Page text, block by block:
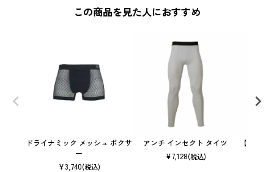
この商品を見た人におすすめ
ドライナミック メッシュ ボクサ
ー
¥3,740(税込)
アンチ インセクト タイツ
¥7,128(税込)
【ウィ